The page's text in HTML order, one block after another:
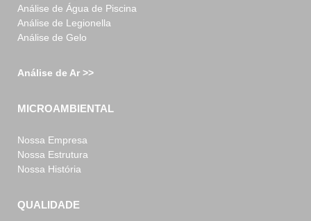
Análise de Água de Piscina
Análise de Legionella
Análise de Gelo
Análise de Ar >>
MICROAMBIENTAL
Nossa Empresa
Nossa Estrutura
Nossa História
QUALIDADE